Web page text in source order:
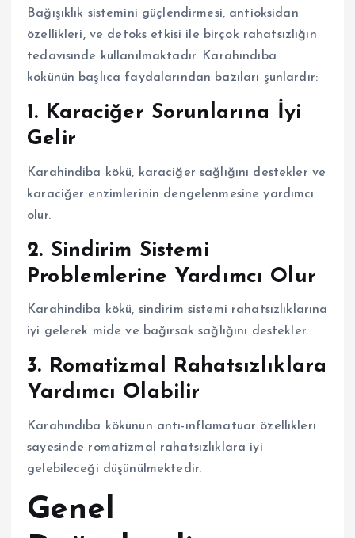
Bağışıklık sistemini güçlendirmesi, antioksidan
özellikleri, ve detoks etkisi ile birçok rahatsızlığın
tedavisinde kullanılmaktadır. Karahindiba
kökünün başlıca faydalarından bazıları şunlardır:
1. Karaciğer Sorunlarına İyi
Gelir
Karahindiba kökü, karaciğer sağlığını destekler ve
karaciğer enzimlerinin dengelenmesine yardımcı
olur.
2. Sindirim Sistemi
Problemlerine Yardımcı Olur
Karahindiba kökü, sindirim sistemi rahatsızlıklarına
iyi gelerek mide ve bağırsak sağlığını destekler.
3. Romatizmal Rahatsızlıklara
Yardımcı Olabilir
Karahindiba kökünün anti-inflamatuar özellikleri
sayesinde romatizmal rahatsızlıklara iyi
gelebileceği düşünülmektedir.
Genel